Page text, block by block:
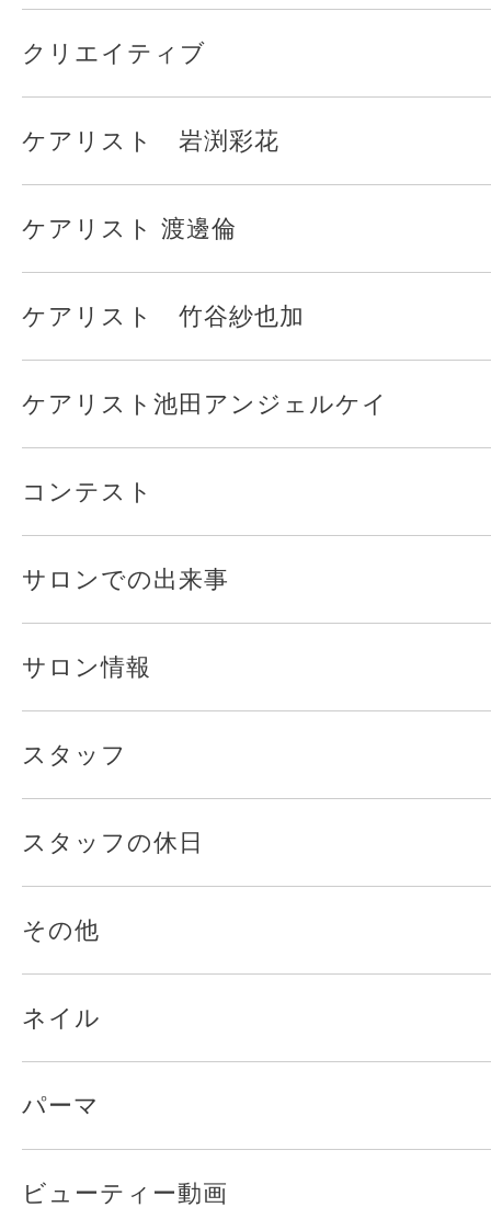
クリエイティブ
ケアリスト 岩渕彩花
ケアリスト 渡邊倫
ケアリスト 竹谷紗也加
ケアリスト池田アンジェルケイ
コンテスト
サロンでの出来事
サロン情報
スタッフ
スタッフの休日
その他
ネイル
パーマ
ビューティー動画